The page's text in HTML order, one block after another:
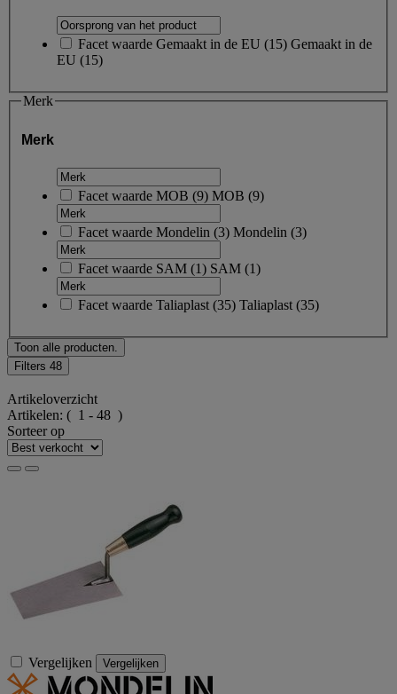
Facet waarde Gemaakt in de EU (15) Gemaakt in de
EU (15)
Merk
Merk
Facet waarde MOB (9) MOB (9)
Facet waarde Mondelin (3) Mondelin (3)
Facet waarde SAM (1) SAM (1)
Facet waarde Taliaplast (35) Taliaplast (35)
Toon alle producten.
Filters 48
Artikeloverzicht
Artikelen: ( 1 - 48 )
Sorteer op
Vergelijken Vergelijken